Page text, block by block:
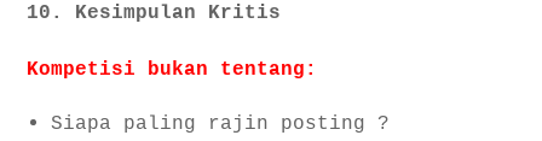
10. Kesimpulan Kritis
Kompetisi bukan tentang:
Siapa paling rajin posting ?